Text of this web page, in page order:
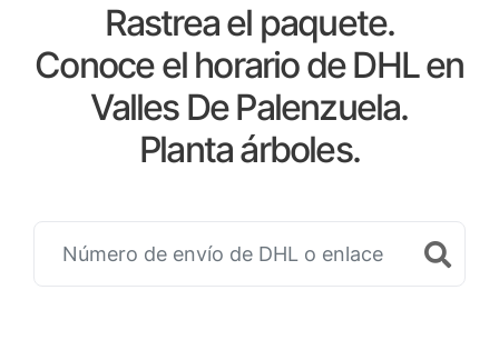
Rastrea el paquete.
Conoce el horario de DHL en
Valles De Palenzuela.
Planta árboles.